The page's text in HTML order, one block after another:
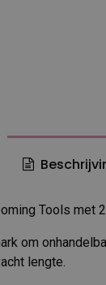
Tools met
om
lengte.